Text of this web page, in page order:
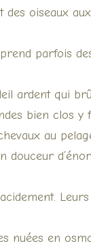
des oiseaux
parfois
ardent qui
bien clos y
au
douceur
nuées en